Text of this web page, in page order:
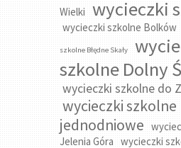
Wielki wycieczki
wycieczki szkolne Bolków
szkolne Błędne Skały
szkolne Dolny
wycieczki szkolne do
wycieczki szkolne
jednodniowe
Jelenia Góra wycieczki